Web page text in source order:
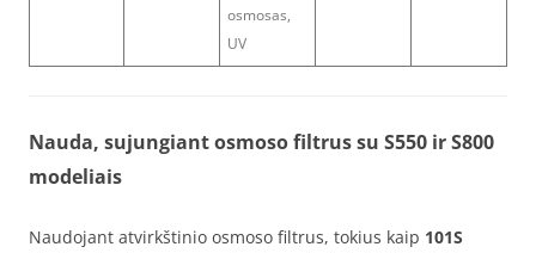
osmosas,
UV
Nauda, sujungiant osmoso filtrus su S550 ir S800
modeliais
Naudojant atvirkštinio osmoso filtrus, tokius kaip 101S